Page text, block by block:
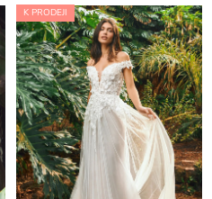
K PRODEJI